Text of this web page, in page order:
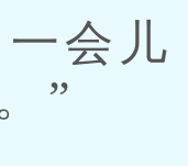
会儿
”